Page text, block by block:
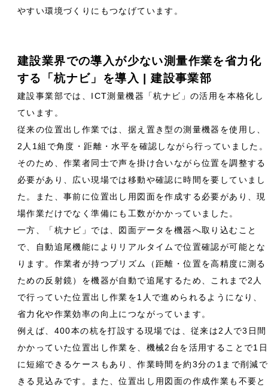
やすい環境づくりにもつなげています。
建設業界での導入が少ない測量作業を省力化
する「杭ナビ」を導入 | 建設事業部
建設事業部では、ICT測量機器「杭ナビ」の活用を本格化し
ています。
従来の位置出し作業では、据え置き型の測量機器を使用し、
2人1組で角度・距離・水平を確認しながら行っていました。
そのため、作業者同士で声を掛け合いながら位置を調整する
必要があり、広い現場では移動や確認に時間を要していまし
た。また、事前に位置出し用図面を作成する必要があり、現
場作業だけでなく準備にも工数がかかっていました。
一方、「杭ナビ」では、図面データを機器へ取り込むこと
で、自動追尾機能によりリアルタイムで位置確認が可能とな
ります。作業者が持つプリズム（距離・位置を高精度に測る
ための反射鏡）を機器が自動で追尾するため、これまで2人
で行っていた位置出し作業を1人で進められるようになり、
省力化や作業効率の向上につながっています。
例えば、400本の杭を打設する現場では、従来は2人で3日間
かかっていた位置出し作業を、機械2台を活用することで1日
に短縮できるケースもあり、作業時間を約3分の1まで削減で
きる見込みです。また、位置出し用図面の作成作業も不要と